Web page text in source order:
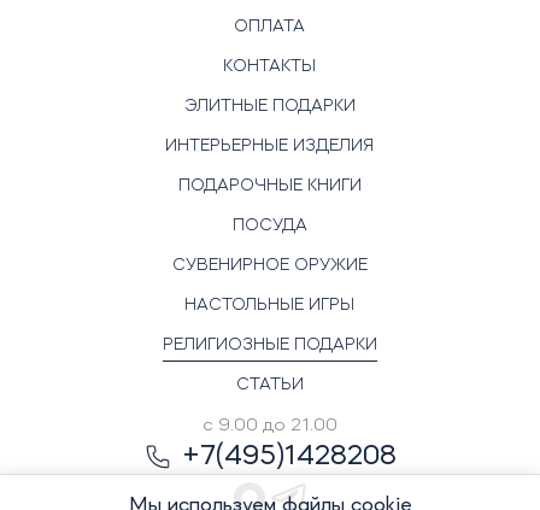
ОПЛАТА
КОНТАКТЫ
ЭЛИТНЫЕ ПОДАРКИ
ИНТЕРЬЕРНЫЕ ИЗДЕЛИЯ
ПОДАРОЧНЫЕ КНИГИ
ПОСУДА
СУВЕНИРНОЕ ОРУЖИЕ
НАСТОЛЬНЫЕ ИГРЫ
РЕЛИГИОЗНЫЕ ПОДАРКИ
СТАТЬИ
с 9.00 до 21.00
+7(495)1428208
Мы используем файлы cookie